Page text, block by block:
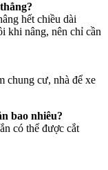
hết chiều dài
khi nâng, nên chỉ cần
chung cư, nhà để xe
bao nhiêu?
có thể được cắt